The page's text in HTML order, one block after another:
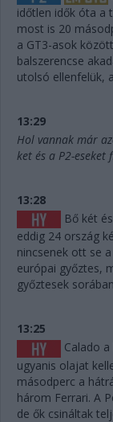
időtlen idők óta a
most is 20
a GT3-asok
balszerencse
utolsó ellenfelük,
13:29
Hol vannak már
ket és a P2-
13:28
Bő két
eddig 24 ország
nincsenek ott se
európai győztes,
győztesek
13:25
Calado
ugyanis olajat
másodperc a
három Ferrari. A
de ők csináltak